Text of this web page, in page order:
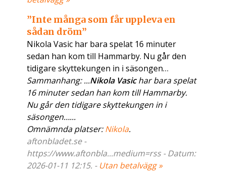
”Inte många som får uppleva en
sådan dröm”
Nikola Vasic har bara spelat 16 minuter
sedan han kom till Hammarby. Nu går den
tidigare skyttekungen in i säsongen…
Sammanhang: ...Nikola Vasichar bara spelat
16 minuter sedan han kom till Hammarby.
Nu går den tidigare skyttekungen in i
säsongen…...
Omnämnda platser:Nikola.
aftonbladet.se -
https://www.aftonbla...medium=rss - Datum:
2026-01-11 12:15. - Utan betalvägg »